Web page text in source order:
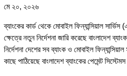
মে ২০, ২০২৬
ব্যাংকের কার্ড থেকে মোবাইল ফিন্যান্সিয়াল
ক্ষেত্রে নতুন নির্দেশনা জারি করেছে বাংলাদেশ
নির্দেশনা দেশের সব ব্যাংক ও মোবাইল ফিন্যান্সিয়াল
কাছে পাঠিয়েছে বাংলাদেশ ব্যাংকের পেমেন্ট